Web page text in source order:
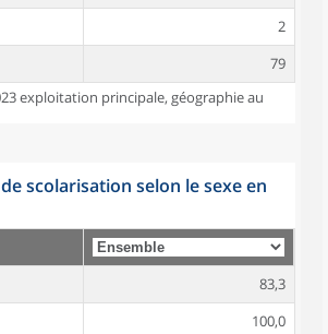
2
79
exploitation principale, géographie au
de scolarisation selon le sexe en
83,3
100,0